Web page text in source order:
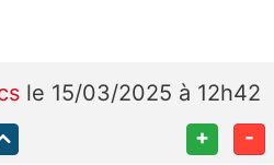
le 15/03/2025 à 12h42
+ -